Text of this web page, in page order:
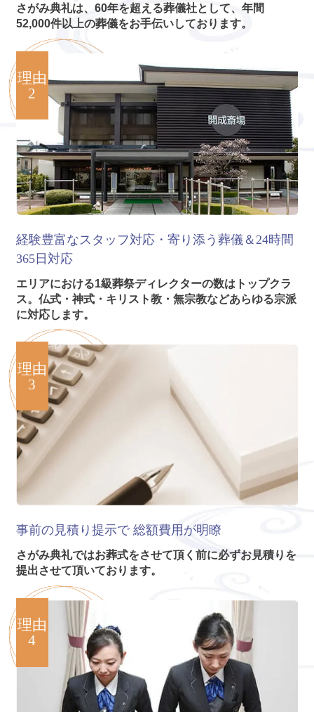
さがみ典礼は、60年を超える葬儀社として、年間
52,000件以上の葬儀をお手伝いしております。
理由
2
経験豊富なスタッフ対応・寄り添う葬儀＆24時間
365日対応
エリアにおける1級葬祭ディレクターの数はトップクラ
ス。仏式・神式・キリスト教・無宗教などあらゆる宗派
に対応します。
理由
3
事前の見積り提示で 総額費用が明瞭
さがみ典礼ではお葬式をさせて頂く前に必ずお見積りを
提出させて頂いております。
理由
4